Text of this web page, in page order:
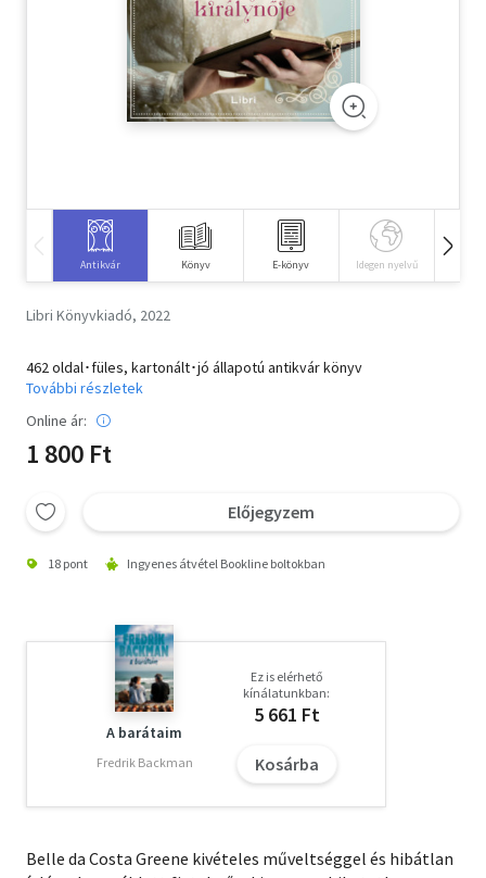
Társadalomtudomány
Természettudomány
Antikvár Könyv E-könyv Idegen nyelvű
Libri Könyvkiadó, 2022
462 oldal･füles, kartonált･jó állapotú antikvár könyv
További részletek
Online ár:
1 800 Ft
Előjegyzem
18 pont Ingyenes átvétel Bookline boltokban
A barátaim
Fredrik Backman
Ez is elérhető
kínálatunkban:
5 661 Ft
Kosárba
Belle da Costa Greene kivételes műveltséggel és hibátlan